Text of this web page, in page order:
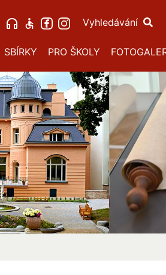
Vyhledávání
SBÍRKY PRO ŠKOLY